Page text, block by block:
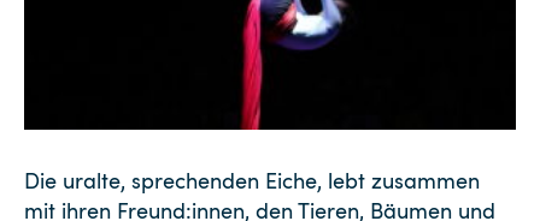
Die uralte, sprechenden Eiche, lebt zusammen
mit ihren Freund:innen, den Tieren, Bäumen und